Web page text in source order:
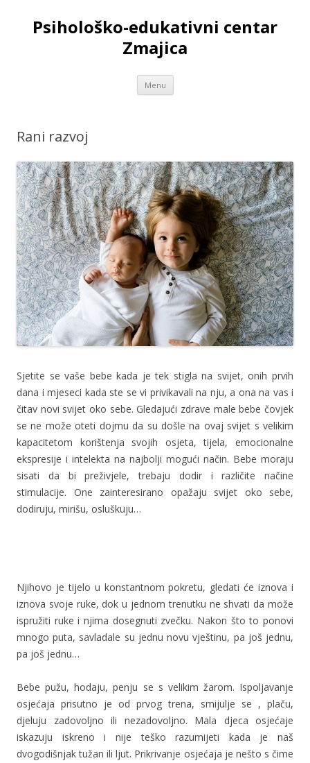
Psihološko-edukativni centar
Zmajica
Menu Skip
content
Rani razvoj
Sjetite se vaše bebe kada je tek stigla na svijet, onih prvih
dana i mjeseci kada ste se vi privikavali na nju, a ona na vas i
čitav novi svijet oko sebe. Gledajući zdrave male bebe čovjek
se ne može oteti dojmu da su došle na ovaj svijet s velikim
kapacitetom korištenja svojih osjeta, tijela, emocionalne
ekspresije i intelekta na najbolji mogući način. Bebe moraju
sisati da bi preživjele, trebaju dodir i različite načine
stimulacije. One zainteresirano opažaju svijet oko sebe,
dodiruju, mirišu, osluškuju…
Njihovo je tijelo u konstantnom pokretu, gledati će iznova i
iznova svoje ruke, dok u jednom trenutku ne shvati da može
ispružiti ruke i njima dosegnuti zvečku. Nakon što to ponovi
mnogo puta, savladale su jednu novu vještinu, pa još jednu,
pa još jednu…
Bebe pužu, hodaju, penju se s velikim žarom. Ispoljavanje
osjećaja prisutno je od prvog trena, smijulje se , plaču,
djeluju zadovoljno ili nezadovoljno. Mala djeca osjećaje
iskazuju iskreno i nije teško razumijeti kada je naš
dvogodišnjak tužan ili ljut. Prikrivanje osjećaja je nešto s čime